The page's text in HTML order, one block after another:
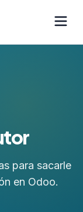
para sacarle
en Odoo.